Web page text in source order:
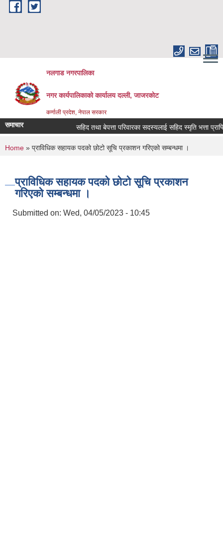
Skip to main content
नलगाड नगरपालिका
नगर कार्यपालिकाको कार्यालय दल्ली, जाजरकाेट
कर्णाली प्रदेश, नेपाल सरकार
समाचार सहिद तथा बेपत्ता परिवारका सदस्यलाई सहिद स्मृति भत्ता
You are here
Home » प्राविधिक सहायक पदको छोटो सूचि प्रकाशन गरिएको सम्बन्धमा ।
प्राविधिक सहायक पदको छोटो सूचि प्रकाशन
गरिएको सम्बन्धमा ।
Submitted on: Wed, 04/05/2023 - 10:45